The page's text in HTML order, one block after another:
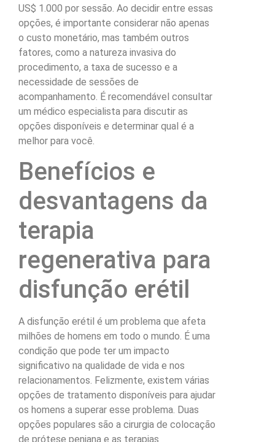
US$ 1.000 por sessão. Ao decidir entre essas
opções, é importante considerar não apenas
o custo monetário, mas também outros
fatores, como a natureza invasiva do
procedimento, a taxa de sucesso e a
necessidade de sessões de
acompanhamento. É recomendável consultar
um médico especialista para discutir as
opções disponíveis e determinar qual é a
melhor para você.
Benefícios e
desvantagens da
terapia
regenerativa para
disfunção erétil
A disfunção erétil é um problema que afeta
milhões de homens em todo o mundo. É uma
condição que pode ter um impacto
significativo na qualidade de vida e nos
relacionamentos. Felizmente, existem várias
opções de tratamento disponíveis para ajudar
os homens a superar esse problema. Duas
opções populares são a cirurgia de colocação
de prótese peniana e as terapias